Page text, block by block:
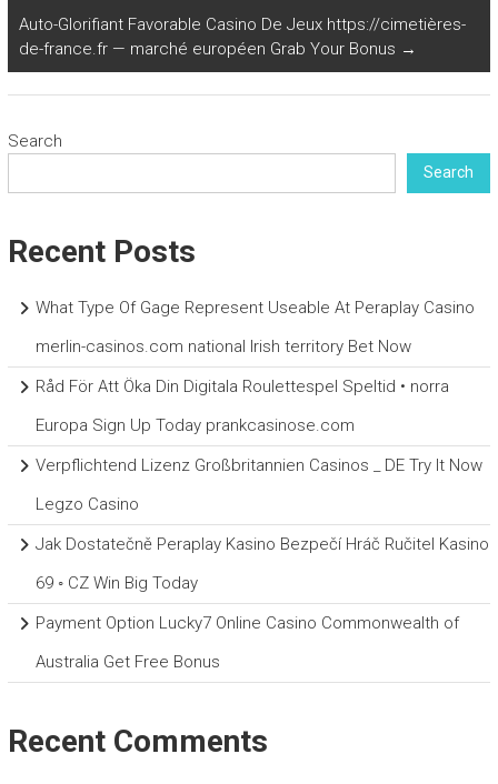
Auto-Glorifiant Favorable Casino De Jeux https://cimetières-
de-france.fr — marché européen Grab Your Bonus →
Search
Search
Recent Posts
What Type Of Gage Represent Useable At Peraplay Casino
merlin-casinos.com national Irish territory Bet Now
Råd För Att Öka Din Digitala Roulettespel Speltid • norra
Europa Sign Up Today prankcasinose.com
Verpflichtend Lizenz Großbritannien Casinos _ DE Try It Now
Legzo Casino
Jak Dostatečně Peraplay Kasino Bezpečí Hráč Ručitel Kasino
69 ◦ CZ Win Big Today
Payment Option Lucky7 Online Casino Commonwealth of
Australia Get Free Bonus
Recent Comments